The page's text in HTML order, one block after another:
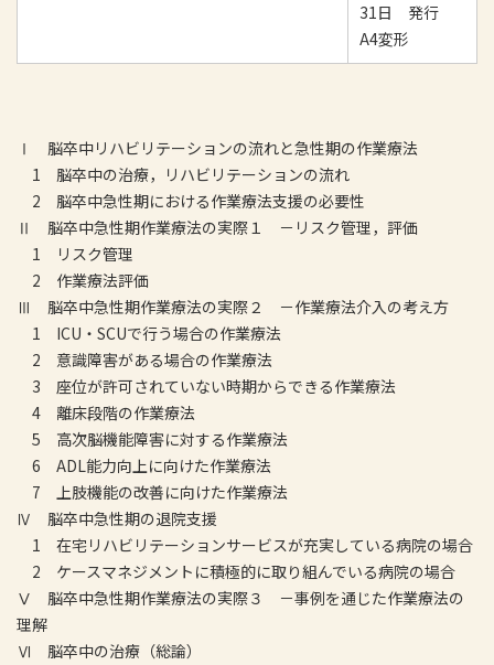
31日 発行
A4変形
Ⅰ 脳卒中リハビリテーションの流れと急性期の作業療法
1 脳卒中の治療，リハビリテーションの流れ
2 脳卒中急性期における作業療法支援の必要性
Ⅱ 脳卒中急性期作業療法の実際１ －リスク管理，評価
1 リスク管理
2 作業療法評価
Ⅲ 脳卒中急性期作業療法の実際２ －作業療法介入の考え方
1 ICU・SCUで行う場合の作業療法
2 意識障害がある場合の作業療法
3 座位が許可されていない時期からできる作業療法
4 離床段階の作業療法
5 高次脳機能障害に対する作業療法
6 ADL能力向上に向けた作業療法
7 上肢機能の改善に向けた作業療法
Ⅳ 脳卒中急性期の退院支援
1 在宅リハビリテーションサービスが充実している病院の場合
2 ケースマネジメントに積極的に取り組んでいる病院の場合
Ⅴ 脳卒中急性期作業療法の実際３ －事例を通じた作業療法の
理解
Ⅵ 脳卒中の治療（総論）